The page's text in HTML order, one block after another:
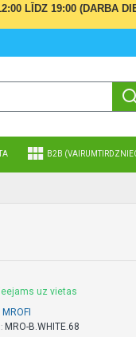
LĪDZ 19:00 (DARBA
B2B
uz vietas
MROFI
MRO-B.WHITE.68